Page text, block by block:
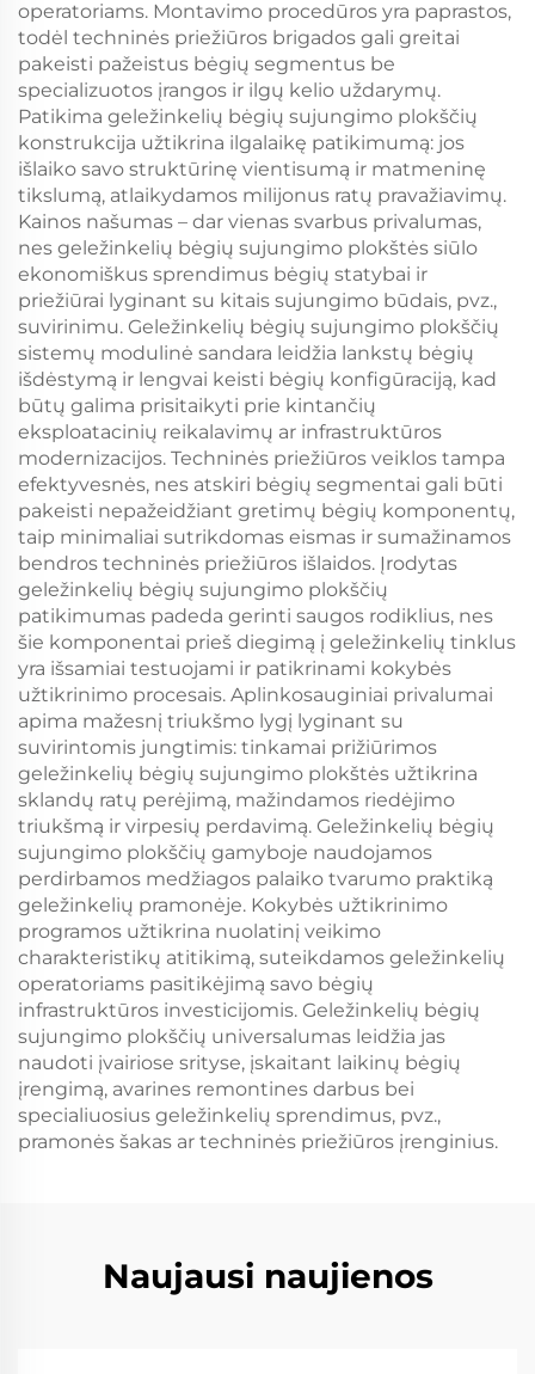
operatoriams. Montavimo procedūros yra paprastos,
todėl techninės priežiūros brigados gali greitai
pakeisti pažeistus bėgių segmentus be
specializuotos įrangos ir ilgų kelio uždarymų.
Patikima geležinkelių bėgių sujungimo plokščių
konstrukcija užtikrina ilgalaikę patikimumą: jos
išlaiko savo struktūrinę vientisumą ir matmeninę
tikslumą, atlaikydamos milijonus ratų pravažiavimų.
Kainos našumas – dar vienas svarbus privalumas,
nes geležinkelių bėgių sujungimo plokštės siūlo
ekonomiškus sprendimus bėgių statybai ir
priežiūrai lyginant su kitais sujungimo būdais, pvz.,
suvirinimu. Geležinkelių bėgių sujungimo plokščių
sistemų modulinė sandara leidžia lankstų bėgių
išdėstymą ir lengvai keisti bėgių konfigūraciją, kad
būtų galima prisitaikyti prie kintančių
eksploatacinių reikalavimų ar infrastruktūros
modernizacijos. Techninės priežiūros veiklos tampa
efektyvesnės, nes atskiri bėgių segmentai gali būti
pakeisti nepažeidžiant gretimų bėgių komponentų,
taip minimaliai sutrikdomas eismas ir sumažinamos
bendros techninės priežiūros išlaidos. Įrodytas
geležinkelių bėgių sujungimo plokščių
patikimumas padeda gerinti saugos rodiklius, nes
šie komponentai prieš diegimą į geležinkelių tinklus
yra išsamiai testuojami ir patikrinami kokybės
užtikrinimo procesais. Aplinkosauginiai privalumai
apima mažesnį triukšmo lygį lyginant su
suvirintomis jungtimis: tinkamai prižiūrimos
geležinkelių bėgių sujungimo plokštės užtikrina
sklandų ratų perėjimą, mažindamos riedėjimo
triukšmą ir virpesių perdavimą. Geležinkelių bėgių
sujungimo plokščių gamyboje naudojamos
perdirbamos medžiagos palaiko tvarumo praktiką
geležinkelių pramonėje. Kokybės užtikrinimo
programos užtikrina nuolatinį veikimo
charakteristikų atitikimą, suteikdamos geležinkelių
operatoriams pasitikėjimą savo bėgių
infrastruktūros investicijomis. Geležinkelių bėgių
sujungimo plokščių universalumas leidžia jas
naudoti įvairiose srityse, įskaitant laikinų bėgių
įrengimą, avarines remontines darbus bei
specialiuosius geležinkelių sprendimus, pvz.,
pramonės šakas ar techninės priežiūros įrenginius.
Naujausi naujienos